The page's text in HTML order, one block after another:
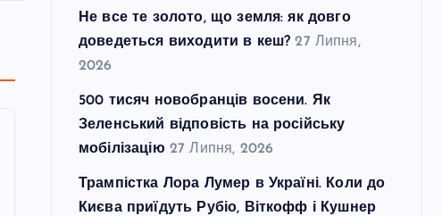
Не все те золото, що земля: як довго
доведеться виходити в кеш? 27 Липня,
2026
500 тисяч новобранців восени. Як
Зеленський відповість на російську
мобілізацію 27 Липня, 2026
Трампістка Лора Лумер в Україні. Коли до
Києва приїдуть Рубіо, Віткофф і Кушнер